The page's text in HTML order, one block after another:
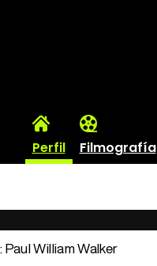
Perfil Filmografía
: Paul William Walker